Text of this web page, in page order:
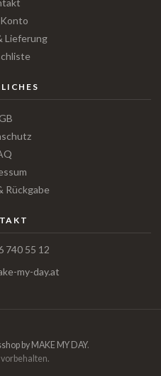
Lieferung
Rückgabe
740 55 12
my-day.at
by MAKE MY DAY.